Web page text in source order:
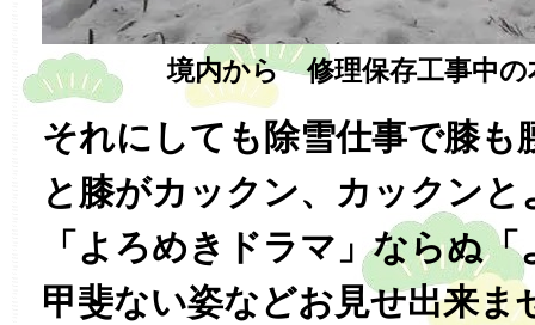
境内から 修理保存工事中の
それにしても除雪仕事で膝も
と膝がカックン、カックンと
「よろめきドラマ」ならぬ
甲斐ない姿などお見せ出来ま